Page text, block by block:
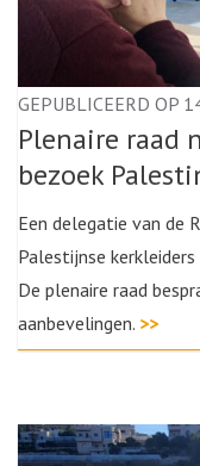
GEPUBLICEERD OP
Plenaire raad
bezoek
Een delegatie van de
Palestijnse kerkleiders
De plenaire raad
aanbevelingen. >>